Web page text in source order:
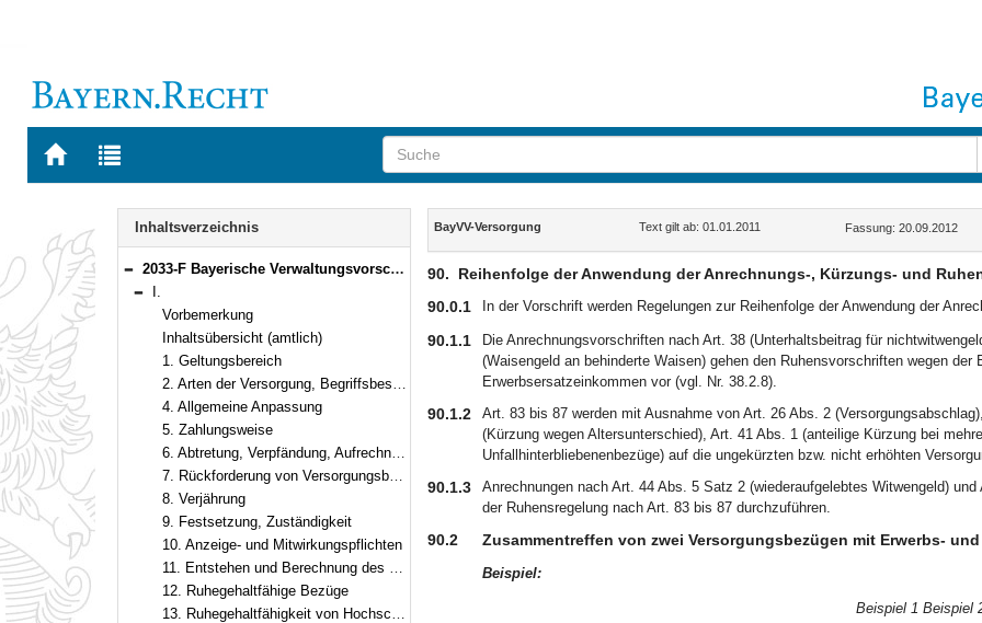
Zur
BAYERN.RECHT
Zur
letzten
Navigation
Inhaltsverzeichnis
Bereich reduzieren
2033-F Bayerische Verwaltungsvorschriften zum Versorgungsrecht (BayVV-Versorgung) Bekanntmachung des Bayerischen Staatsministeriums der Finanzen vom 20. September 2012, Az. 24 - P 1601 - 043 - 38 950/11 (FMBl. S. 394)
Bereich reduzieren
I.
Vorbemerkung
Inhaltsübersicht (amtlich)
1. Geltungsbereich
2. Arten der Versorgung, Begriffsbestimmung
4. Allgemeine Anpassung
5. Zahlungsweise
6. Abtretung, Verpfändung, Aufrechnung, Zurückbehaltungsrecht
7. Rückforderung von Versorgungsbezügen
8. Verjährung
9. Festsetzung, Zuständigkeit
10. Anzeige- und Mitwirkungspflichten
11. Entstehen und Berechnung des Ruhegehalts
12. Ruhegehaltfähige Bezüge
13. Ruhegehaltfähigkeit von Hochschulleistungsbezügen
Inhalt
BayVV-Versorgung Text gilt ab: 01.01.2011 Fassung: 20.09.2012
90.
Reihenfolge der Anwendung der Anrechnungs-, Kürzungs- und
90.0.1
In der Vorschrift werden Regelungen zur Reihenfolge der Anwendung der
90.1.1
Die Anrechnungsvorschriften nach Art. 38 (Unterhaltsbeitrag für
(Waisengeld an behinderte Waisen) gehen den Ruhensvorschriften wegen der
Erwerbsersatzeinkommen vor (vgl. Nr. 38.2.8).
90.1.2
Art. 83 bis 87 werden mit Ausnahme von Art. 26 Abs. 2
(Kürzung wegen Altersunterschied), Art. 41 Abs. 1 (anteilige Kürzung bei
Unfallhinterbliebenenbezüge) auf die ungekürzten bzw. nicht erhöhten
90.1.3
Anrechnungen nach Art. 44 Abs. 5 Satz 2 (wiederaufgelebtes Witwengeld)
der Ruhensregelung nach Art. 83 bis 87 durchzuführen.
90.2 Zusammentreffen von zwei Versorgungsbezügen mit Erwerbs-
Beispiel:
Beispiel 1 Beispiel